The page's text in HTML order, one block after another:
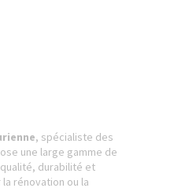
, spécialiste des
une large gamme de
durabilité et
rénovation ou la